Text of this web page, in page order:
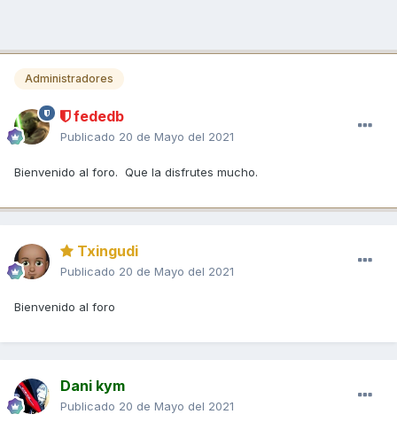
Administradores
fededb
Publicado 20 de Mayo del 2021
Bienvenido al foro. Que la disfrutes mucho.
Txingudi
Publicado 20 de Mayo del 2021
Bienvenido al foro
Dani kym
Publicado 20 de Mayo del 2021